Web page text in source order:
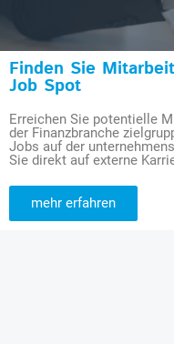
Finden Sie
Job Spot
Erreichen Sie potentielle
der Finanzbranche
Jobs auf der
Sie direkt auf externe
mehr erfahren